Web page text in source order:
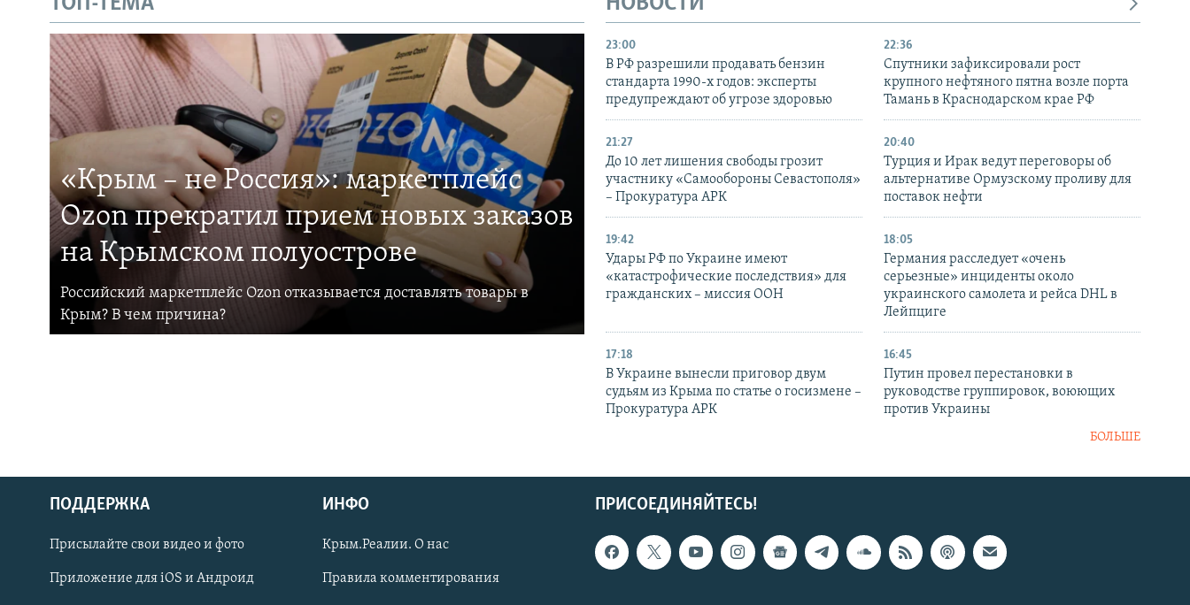
Українською
Qırımtatar
«Крым – не Россия»: маркетплейс
Ozon прекратил прием новых заказов
на Крымском полуострове
Российский маркетплейс Ozon отказывается доставлять товары в
Крым? В чем причина?
23:00
В РФ разрешили продавать бензин
стандарта 1990-х годов: эксперты
предупреждают об угрозе здоровью
22:36
Спутники зафиксировали рост
крупного нефтяного пятна возле порта
Тамань в Краснодарском крае РФ
21:27
До 10 лет лишения свободы грозит
участнику «Самообороны Севастополя»
– Прокуратура АРК
20:40
Турция и Ирак ведут переговоры об
альтернативе Ормузскому проливу для
поставок нефти
19:42
Удары РФ по Украине имеют
«катастрофические последствия» для
гражданских – миссия ООН
18:05
Германия расследует «очень
серьезные» инциденты около
украинского самолета и рейса DHL в
Лейпциге
17:18
В Украине вынесли приговор двум
судьям из Крыма по статье о госизмене –
Прокуратура АРК
16:45
Путин провел перестановки в
руководстве группировок, воюющих
против Украины
БОЛЬШЕ
ПРИСОЕДИНЯЙТЕСЬ!
ПОДДЕРЖКА
Присылайте свои видео и фото
Приложение для iOS и Андроид
ИНФО
Крым.Реалии. О нас
Правила комментирования